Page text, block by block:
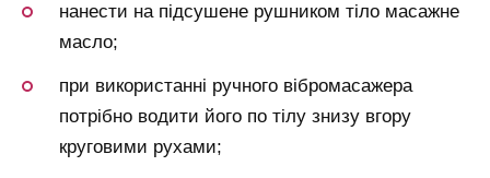
нанести на підсушене рушником тіло масажне
масло;
при використанні ручного вібромасажера
потрібно водити його по тілу знизу вгору
круговими рухами;